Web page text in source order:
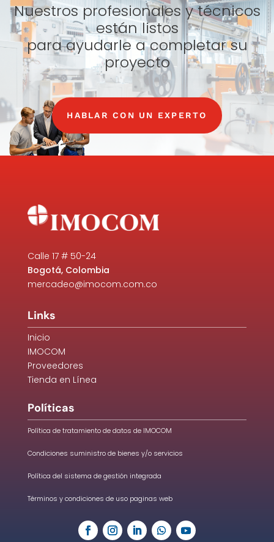
Nuestros profesionales y técnicos
están listos
para ayudarle a completar su
proyecto
HABLAR CON UN EXPERTO
Calle 17 # 50-24
Bogotá, Colombia
mercadeo@imocom.com.co
Links
Inicio
IMOCOM
Proveedores
Tienda en Línea
Políticas
Política de tratamiento de datos de IMOCOM
Condiciones suministro de bienes y/o servicios
Política del sistema de gestión integrada
Términos y condiciones de uso paginas web